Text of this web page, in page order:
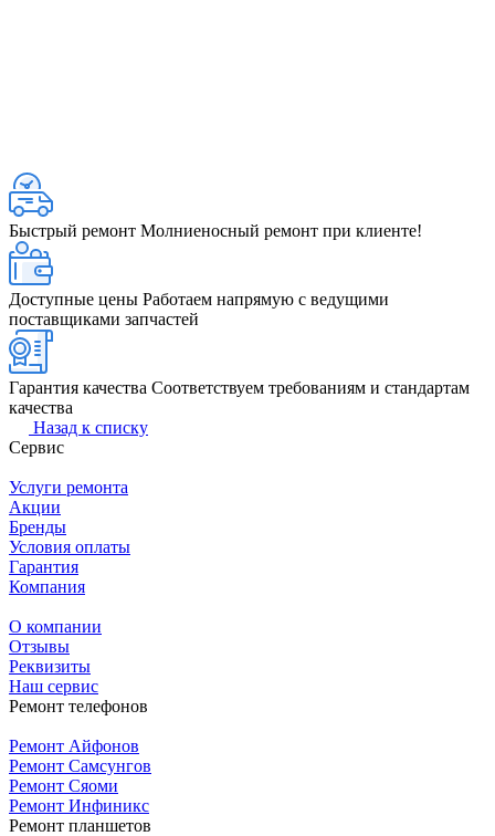
Быстрый ремонт Молниеносный ремонт при клиенте!
Доступные цены Работаем напрямую с ведущими
поставщиками запчастей
Гарантия качества Соответствуем требованиям и стандартам
качества
Назад к списку
Сервис
Услуги ремонта
Акции
Бренды
Условия оплаты
Гарантия
Компания
О компании
Отзывы
Реквизиты
Наш сервис
Ремонт телефонов
Ремонт Айфонов
Ремонт Самсунгов
Ремонт Сяоми
Ремонт Инфиникс
Ремонт планшетов